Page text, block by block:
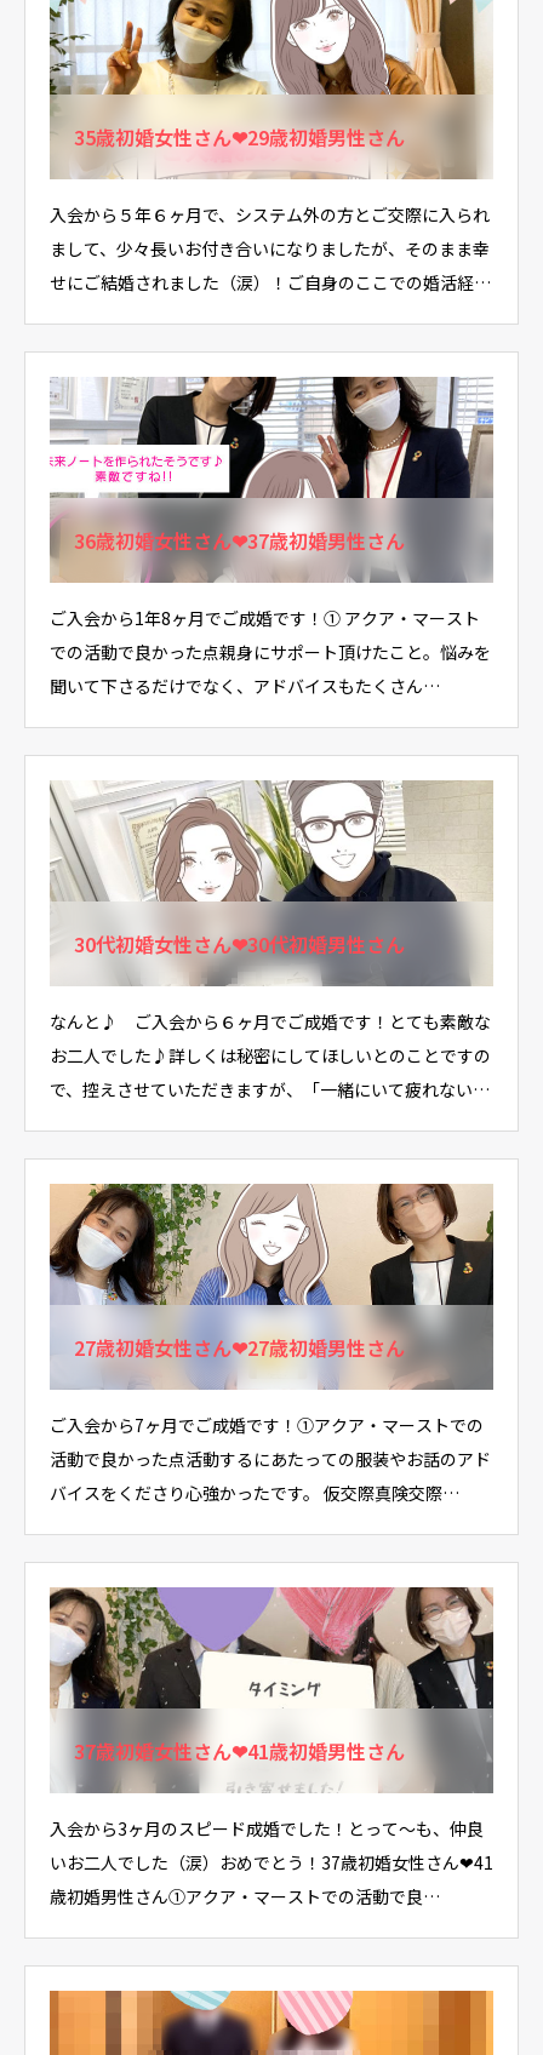
35歳初婚女性さん❤29歳初婚男性さん
入会から５年６ヶ月で、システム外の方とご交際に入られ
まして、少々長いお付き合いになりましたが、そのまま幸
せにご結婚されました（涙）！ご自身のここでの婚活経験
36歳初婚女性さん❤37歳初婚男性さん
ご入会から1年8ヶ月でご成婚です！① アクア・マースト
での活動で良かった点親身にサポート頂けたこと。悩みを
聞いて下さるだけでなく、アドバイスもたくさん…
30代初婚女性さん❤30代初婚男性さん
なんと♪ ご入会から６ヶ月でご成婚です！とても素敵な
お二人でした♪詳しくは秘密にしてほしいとのことですの
で、控えさせていただきますが、「一緒にいて疲れない」
27歳初婚女性さん❤27歳初婚男性さん
ご入会から7ヶ月でご成婚です！①アクア・マーストでの
活動で良かった点活動するにあたっての服装やお話のアド
バイスをくださり心強かったです。 仮交際真険交際…
37歳初婚女性さん❤41歳初婚男性さん
入会から3ヶ月のスピード成婚でした！とって～も、仲良
いお二人でした（涙）おめでとう！37歳初婚女性さん❤41
歳初婚男性さん①アクア・マーストでの活動で良…